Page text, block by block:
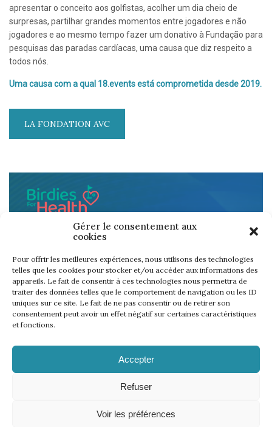
Gérer le consentement aux
cookies
Pour offrir les meilleures expériences, nous utilisons des technologies
telles que les cookies pour stocker et/ou accéder aux informations des
appareils. Le fait de consentir à ces technologies nous permettra de
traiter des données telles que le comportement de navigation ou les ID
uniques sur ce site. Le fait de ne pas consentir ou de retirer son
consentement peut avoir un effet négatif sur certaines caractéristiques
et fonctions.
Accepter
Refuser
Voir les préférences
apresentar o conceito aos golfistas, acolher um dia cheio de
surpresas, partilhar grandes momentos entre jogadores e não
jogadores e ao mesmo tempo fazer um donativo à Fundação para
pesquisas das paradas cardíacas, uma causa que diz respeito a
todos nós.
Uma causa com a qual 18.events está comprometida desde 2019.
LA FONDATION AVC
BIRDIES FOR HEALTH
Birdie declarado e verificado pelas câmeras Wininone!
Aos seus clubes … joguem por uma boa causa !
ALBATROS SUR L'AVC